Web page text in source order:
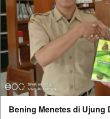
Bening Menetes di Ujung